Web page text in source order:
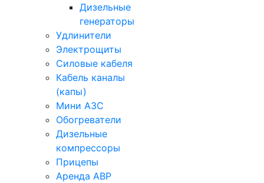
Дизельные
генераторы
Удлинители
Электрощиты
Силовые кабеля
Кабель каналы
(капы)
Мини АЗС
Обогреватели
Дизельные
компрессоры
Прицепы
Аренда АВР